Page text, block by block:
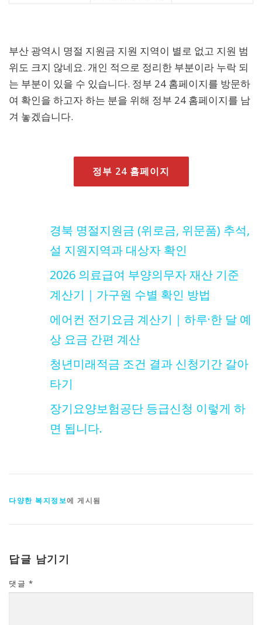
부산 광역시 명절 지원금 지원 지역이 별로 없고 지원 범
위도 크지 않네요. 개인 적으로 정리한 부분이라 누락 되
는 부분이 있을 수 있습니다. 정부 24 홈페이지를 방문하
여 확인을 하고자 하는 분을 위해 정부 24 홈페이지를 남
겨 놓겠습니다.
정부 24 홈페이지
경북 명절지원금 (위로금, 위문품) 추석,
설 지원지역과 대상자 확인
2026 의료급여 부양의무자 재산 기준
계산기｜가구원 수별 확인 방법
에어컨 전기요금 계산기｜하루·한 달 예
상 요금 간편 계산
청년미래적금 조건 결과 신청기간 갈아
타기
장기요양보험공단 등급신청 이렇게 하
면 됩니다.
다양한 복지정보에 게시됨
답글 남기기
댓글 *